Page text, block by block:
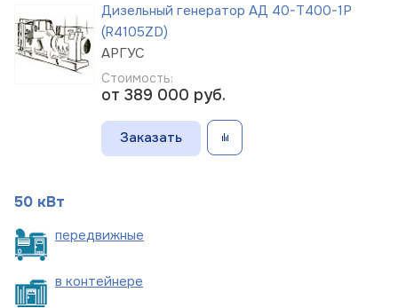
Дизельный генератор АД 40-Т400-1Р
(R4105ZD)
АРГУС
Стоимость:
от 389 000 руб.
Заказать
50 кВт
передвижные
в контейнере